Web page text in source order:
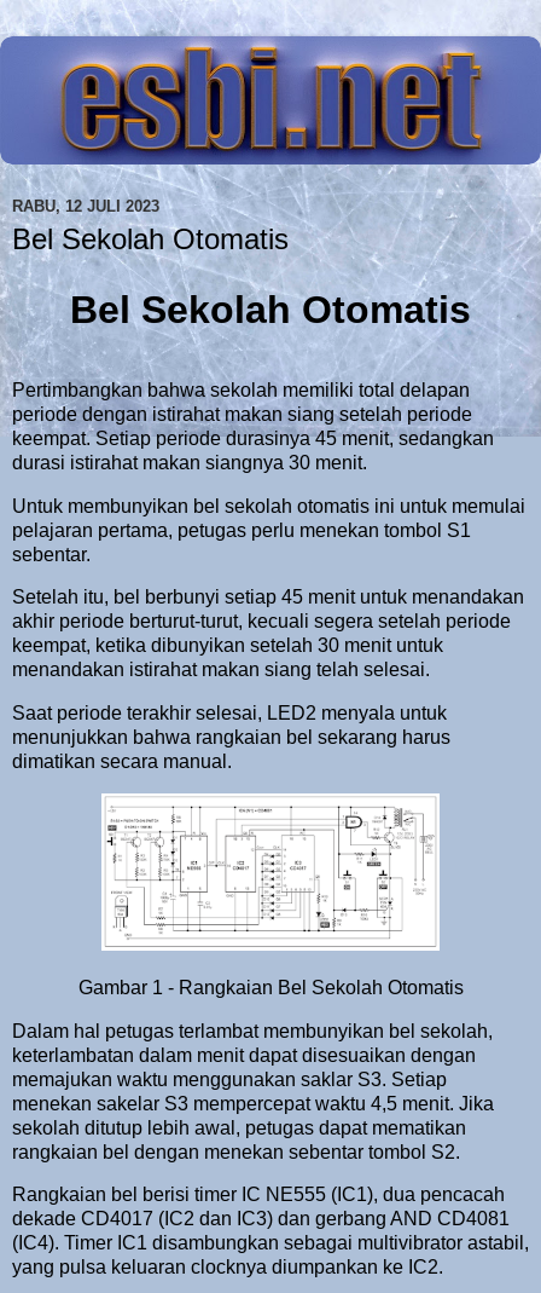
RABU, 12 JULI 2023
Bel Sekolah Otomatis
Bel Sekolah Otomatis
Pertimbangkan bahwa sekolah memiliki total delapan
periode dengan istirahat makan siang setelah periode
keempat. Setiap periode durasinya 45 menit, sedangkan
durasi istirahat makan siangnya 30 menit.
Untuk membunyikan bel sekolah otomatis ini untuk memulai
pelajaran pertama, petugas perlu menekan tombol S1
sebentar.
Setelah itu, bel berbunyi setiap 45 menit untuk menandakan
akhir periode berturut-turut, kecuali segera setelah periode
keempat, ketika dibunyikan setelah 30 menit untuk
menandakan istirahat makan siang telah selesai.
Saat periode terakhir selesai, LED2 menyala untuk
menunjukkan bahwa rangkaian bel sekarang harus
dimatikan secara manual.
Gambar 1 - Rangkaian Bel Sekolah Otomatis
Dalam hal petugas terlambat membunyikan bel sekolah,
keterlambatan dalam menit dapat disesuaikan dengan
memajukan waktu menggunakan saklar S3. Setiap
menekan sakelar S3 mempercepat waktu 4,5 menit. Jika
sekolah ditutup lebih awal, petugas dapat mematikan
rangkaian bel dengan menekan sebentar tombol S2.
Rangkaian bel berisi timer IC NE555 (IC1), dua pencacah
dekade CD4017 (IC2 dan IC3) dan gerbang AND CD4081
(IC4). Timer IC1 disambungkan sebagai multivibrator astabil,
yang pulsa keluaran clocknya diumpankan ke IC2.